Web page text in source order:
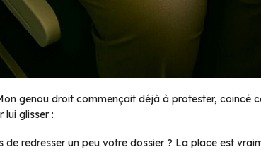
genou droit commençait déjà à protester, coincé
lui glisser :
redresser un peu votre dossier ? La place est